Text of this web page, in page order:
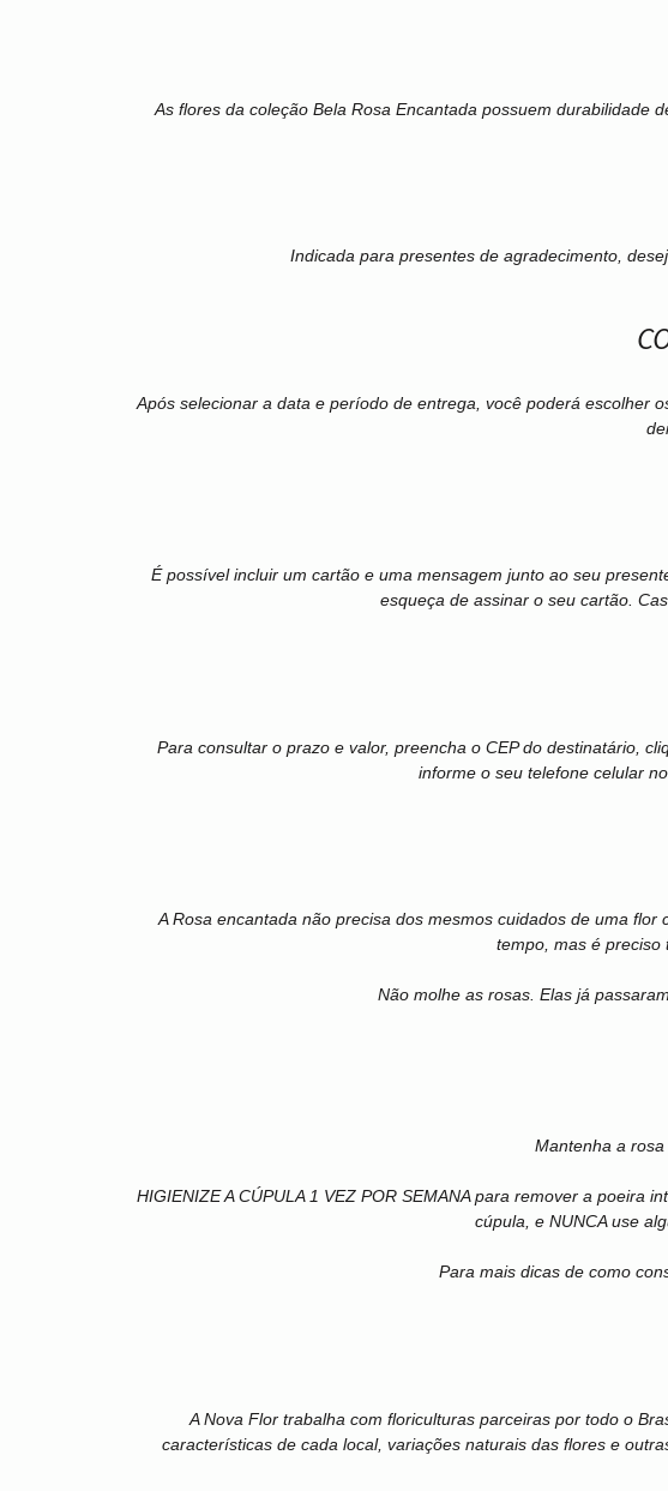
As flores da coleção Bela Rosa Encantada possuem durabilidade
Indicada para presentes de agradecimento,
Após selecionar a data e período de entrega, você poderá escolher
É possível incluir um cartão e uma mensagem junto ao seu
esqueça de assinar o seu cartão.
Para consultar o prazo e valor, preencha o CEP do destinatário,
informe o seu telefone celular
A Rosa encantada não precisa dos mesmos cuidados de uma
tempo, mas é preciso
Não molhe as rosas. Elas já
Mantenha a
HIGIENIZE A CÚPULA 1 VEZ POR SEMANA para remover a
cúpula, e NUNCA use
Para mais dicas de como
A Nova Flor trabalha com floriculturas parceiras por todo o
características de cada local, variações naturais das flores e